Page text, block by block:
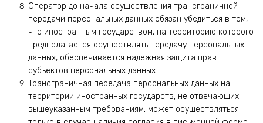
Оператор до начала осуществления трансграничной
передачи персональных данных обязан убедиться в том,
что иностранным государством, на территорию которого
предполагается осуществлять передачу персональных
данных, обеспечивается надежная защита прав
субъектов персональных данных.
Трансграничная передача персональных данных на
территории иностранных государств, не отвечающих
вышеуказанным требованиям, может осуществляться